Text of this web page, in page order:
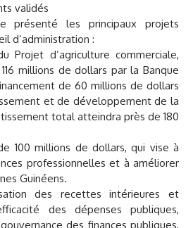
validés
présenté les principaux projets
d’administration :
Projet d’agriculture commerciale,
millions de dollars par la Banque
de 60 millions de dollars
et de développement de la
total atteindra près de 180
100 millions de dollars, qui vise à
professionnelles et à améliorer
Guinéens.
des recettes intérieures et
des dépenses publiques,
des finances publiques,